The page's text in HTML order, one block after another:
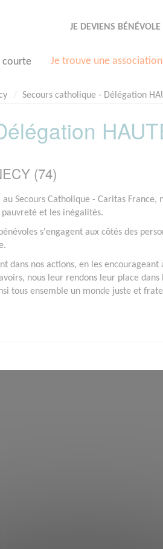
JE DEVIENS BÉNÉVOLE
courte Je trouve une association
Secours catholique - Délégation
(74)
Secours Catholique - Caritas France,
et les inégalités.
s'engagent aux côtés des
dans nos actions, en les
nous leur rendons leur place dans
tous ensemble un monde juste et